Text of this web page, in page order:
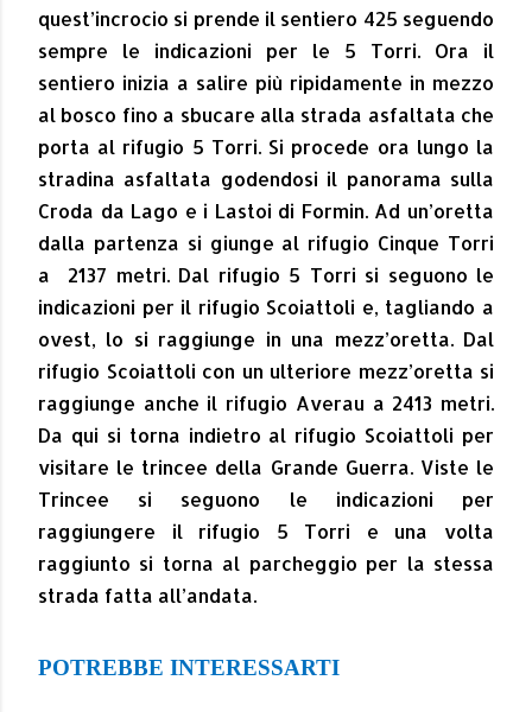
quest’incrocio si prende il sentiero 425 seguendo
sempre le indicazioni per le 5 Torri. Ora il
sentiero inizia a salire più ripidamente in mezzo
al bosco fino a sbucare alla strada asfaltata che
porta al rifugio 5 Torri. Si procede ora lungo la
stradina asfaltata godendosi il panorama sulla
Croda da Lago e i Lastoi di Formin. Ad un’oretta
dalla partenza si giunge al rifugio Cinque Torri
a
2137 metri. Dal rifugio 5 Torri si seguono le
indicazioni per il rifugio Scoiattoli e, tagliando a
ovest, lo si raggiunge in una mezz’oretta. Dal
rifugio Scoiattoli con un ulteriore mezz’oretta si
raggiunge anche il rifugio Averau a 2413 metri.
Da qui si torna indietro al rifugio Scoiattoli per
visitare le trincee della Grande Guerra. Viste le
Trincee si seguono le indicazioni per
raggiungere il rifugio 5 Torri e una volta
raggiunto si torna al parcheggio per la stessa
strada fatta all’andata.
POTREBBE INTERESSARTI